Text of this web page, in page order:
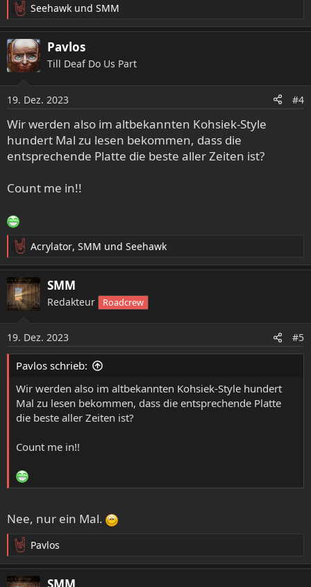
R
e
a
k
t
n
e
n
:
Seehawk und SMM
Pavlos
Till Deaf Do Us Part
19. Dez. 2023 #4
Wir werden also im altbekannten Kohsiek-Style
hundert Mal zu lesen bekommen, dass die
entsprechende Platte die beste aller Zeiten ist?
Count me in!!
R
e
a
k
t
n
e
n
Acrylator, SMM und Seehawk
SMM
Redakteur Roadcrew
19. Dez. 2023 #5
Pavlos schrieb:
Wir werden also im altbekannten Kohsiek-Style hundert
Mal zu lesen bekommen, dass die entsprechende Platte
die beste aller Zeiten ist?
Count me in!!
Nee, nur ein Mal.
R
e
a
Pavlos
SMM